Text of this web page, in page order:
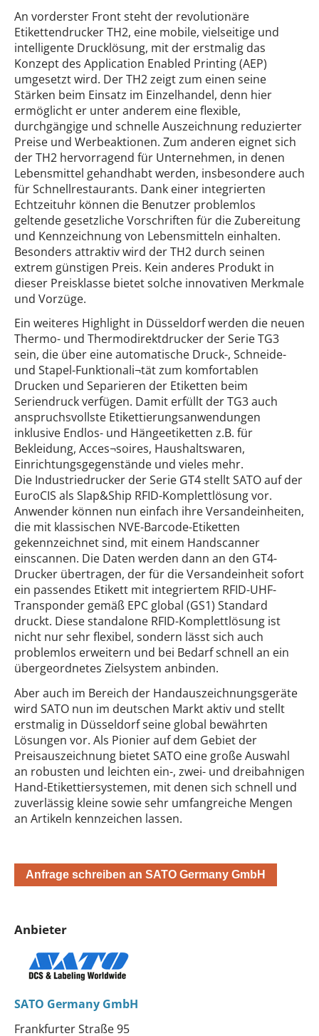
An vorderster Front steht der revolutionäre
Etikettendrucker TH2, eine mobile, vielseitige und
intelligente Drucklösung, mit der erstmalig das
Konzept des Application Enabled Printing (AEP)
umgesetzt wird. Der TH2 zeigt zum einen seine
Stärken beim Einsatz im Einzelhandel, denn hier
ermöglicht er unter anderem eine flexible,
durchgängige und schnelle Auszeichnung reduzierter
Preise und Werbeaktionen. Zum anderen eignet sich
der TH2 hervorragend für Unternehmen, in denen
Lebensmittel gehandhabt werden, insbesondere auch
für Schnellrestaurants. Dank einer integrierten
Echtzeituhr können die Benutzer problemlos
geltende gesetzliche Vorschriften für die Zubereitung
und Kennzeichnung von Lebensmitteln einhalten.
Besonders attraktiv wird der TH2 durch seinen
extrem günstigen Preis. Kein anderes Produkt in
dieser Preisklasse bietet solche innovativen Merkmale
und Vorzüge.
Ein weiteres Highlight in Düsseldorf werden die neuen
Thermo- und Thermodirektdrucker der Serie TG3
sein, die über eine automatische Druck-, Schneide-
und Stapel-Funktionali¬tät zum komfortablen
Drucken und Separieren der Etiketten beim
Seriendruck verfügen. Damit erfüllt der TG3 auch
anspruchsvollste Etikettierungsanwendungen
inklusive Endlos- und Hängeetiketten z.B. für
Bekleidung, Acces¬soires, Haushaltswaren,
Einrichtungsgegenstände und vieles mehr.
Die Industriedrucker der Serie GT4 stellt SATO auf der
EuroCIS als Slap&Ship RFID-Komplettlösung vor.
Anwender können nun einfach ihre Versandeinheiten,
die mit klassischen NVE-Barcode-Etiketten
gekennzeichnet sind, mit einem Handscanner
einscannen. Die Daten werden dann an den GT4-
Drucker übertragen, der für die Versandeinheit sofort
ein passendes Etikett mit integriertem RFID-UHF-
Transponder gemäß EPC global (GS1) Standard
druckt. Diese standalone RFID-Komplettlösung ist
nicht nur sehr flexibel, sondern lässt sich auch
problemlos erweitern und bei Bedarf schnell an ein
übergeordnetes Zielsystem anbinden.
Aber auch im Bereich der Handauszeichnungsgeräte
wird SATO nun im deutschen Markt aktiv und stellt
erstmalig in Düsseldorf seine global bewährten
Lösungen vor. Als Pionier auf dem Gebiet der
Preisauszeichnung bietet SATO eine große Auswahl
an robusten und leichten ein-, zwei- und dreibahnigen
Hand-Etikettiersystemen, mit denen sich schnell und
zuverlässig kleine sowie sehr umfangreiche Mengen
an Artikeln kennzeichen lassen.
Anfrage schreiben an SATO Germany GmbH
Anbieter
SATO Germany GmbH
Frankfurter Straße 95